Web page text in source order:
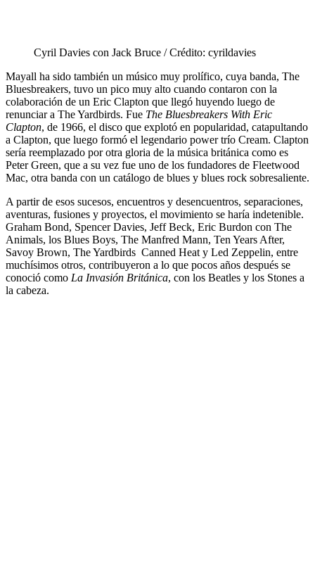
Cyril Davies con Jack Bruce / Crédito: cyrildavies
Mayall ha sido también un músico muy prolífico, cuya banda, The
Bluesbreakers, tuvo un pico muy alto cuando contaron con la
colaboración de un Eric Clapton que llegó huyendo luego de
renunciar a The Yardbirds. Fue The Bluesbreakers With Eric
Clapton, de 1966, el disco que explotó en popularidad, catapultando
a Clapton, que luego formó el legendario power trío Cream. Clapton
sería reemplazado por otra gloria de la música británica como es
Peter Green, que a su vez fue uno de los fundadores de Fleetwood
Mac, otra banda con un catálogo de blues y blues rock sobresaliente.
A partir de esos sucesos, encuentros y desencuentros, separaciones,
aventuras, fusiones y proyectos, el movimiento se haría indetenible.
Graham Bond, Spencer Davies, Jeff Beck, Eric Burdon con The
Animals, los Blues Boys, The Manfred Mann, Ten Years After,
Savoy Brown, The Yardbirds Canned Heat y Led Zeppelin, entre
muchísimos otros, contribuyeron a lo que pocos años después se
conoció como La Invasión Británica, con los Beatles y los Stones a
la cabeza.